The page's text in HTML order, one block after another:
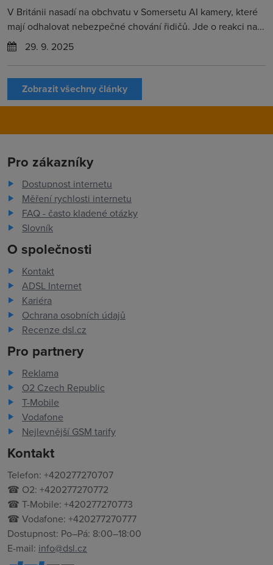
V Británii nasadí na obchvatu v Somersetu AI kamery, které
mají odhalovat nebezpečné chování řidičů. Jde o reakci na...
29. 9. 2025
Zobrazit všechny články
Pro zákazníky
Dostupnost internetu
Měření rychlosti internetu
FAQ - často kladené otázky
Slovník
O společnosti
Kontakt
ADSL Internet
Kariéra
Ochrana osobních údajů
Recenze dsl.cz
Pro partnery
Reklama
O2 Czech Republic
T-Mobile
Vodafone
Nejlevnější GSM tarify
Kontakt
Telefon: +420277270707
☎ O2: +420277270772
☎ T-Mobile: +420277270773
☎ Vodafone: +420277270777
Dostupnost: Po–Pá: 8:00–18:00
E-mail: info@dsl.cz